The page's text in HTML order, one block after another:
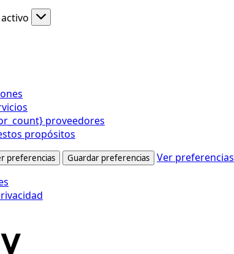
proveedores
propósitos
preferencias Guardar preferencias
Ver preferencias